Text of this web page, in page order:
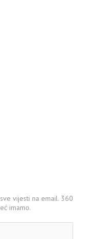
vijesti na email. 360
imamo.